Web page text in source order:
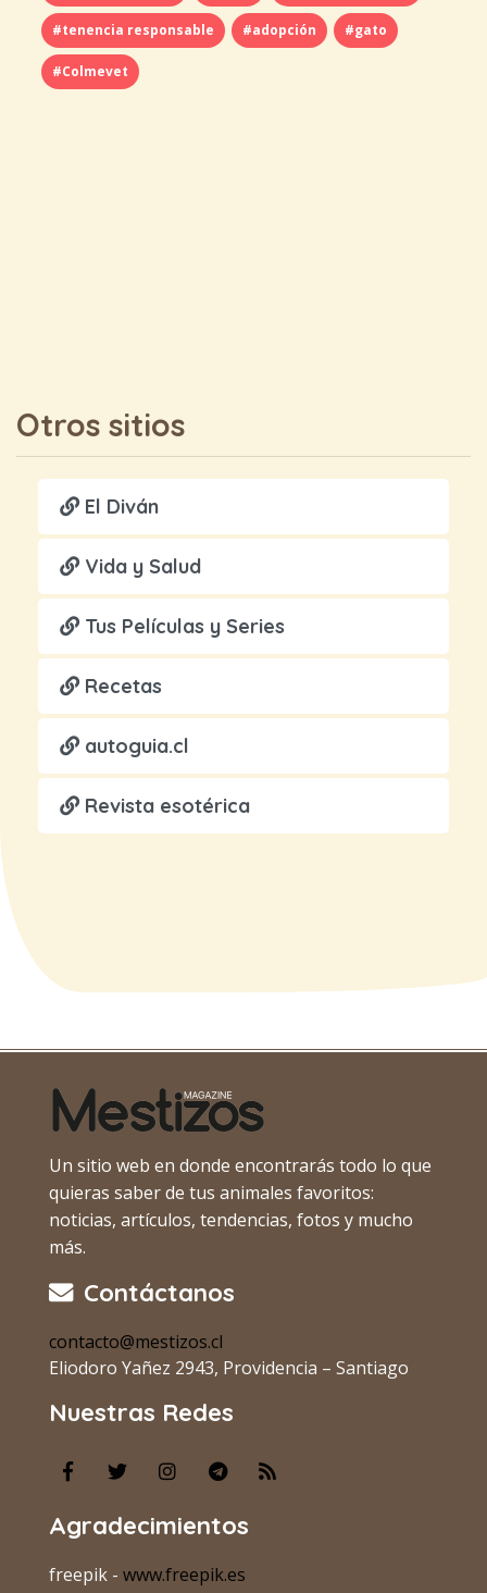
#tenencia responsable #adopción #gato
#Colmevet
Otros sitios
El Diván
Vida y Salud
Tus Películas y Series
Recetas
autoguia.cl
Revista esotérica
Un sitio web en donde encontrarás todo lo que
quieras saber de tus animales favoritos:
noticias, artículos, tendencias, fotos y mucho
más.
Contáctanos
contacto@mestizos.cl
Eliodoro Yañez 2943, Providencia – Santiago
Nuestras Redes
Agradecimientos
freepik - www.freepik.es